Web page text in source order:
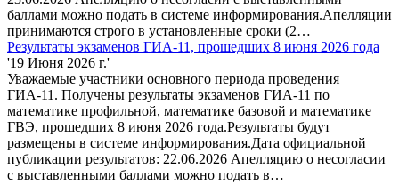
баллами можно подать в системе информирования.Апелляции
принимаются строго в установленные сроки (2…
Результаты экзаменов ГИА-11, прошедших 8 июня 2026 года
'19 Июня 2026 г.'
Уважаемые участники основного периода проведения
ГИА-11. Получены результаты экзаменов ГИА-11 по
математике профильной, математике базовой и математике
ГВЭ, прошедших 8 июня 2026 года.Результаты будут
размещены в системе информирования.Дата официальной
публикации результатов: 22.06.2026 Апелляцию о несогласии
с выставленными баллами можно подать в…